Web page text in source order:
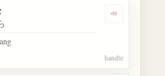
ガラの悪い Dengarkan
handle